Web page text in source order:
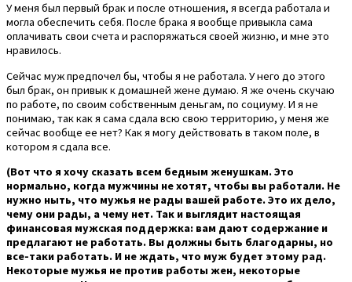
У меня был первый брак и после отношения, я всегда работала и
могла обеспечить себя. После брака я вообще привыкла сама
оплачивать свои счета и распоряжаться своей жизню, и мне это
нравилось.
Сейчас муж предпочел бы, чтобы я не работала. У него до этого
был брак, он привык к домашней жене думаю. Я же очень скучаю
по работе, по своим собственным деньгам, по социуму. И я не
понимаю, так как я сама сдала всю свою территорию, у меня же
сейчас вообще ее нет? Как я могу действовать в таком поле, в
котором я сдала все.
(Вот что я хочу сказать всем бедным женушкам. Это
нормально, когда мужчины не хотят, чтобы вы работали. Не
нужно ныть, что мужья не рады вашей работе. Это их дело,
чему они рады, а чему нет. Так и выглядит настоящая
финансовая мужская поддержка: вам дают содержание и
предлагают не работать. Вы должны быть благодарны, но
все-таки работать. И не ждать, что муж будет этому рад.
Некоторые мужья не против работы жен, некоторые